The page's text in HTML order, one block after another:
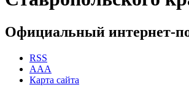
Официальный интернет-
RSS
AAA
Карта сайта